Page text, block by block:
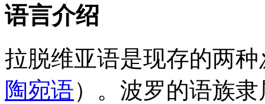
语言介绍
拉脱维亚语是现存的两种
陶宛语）。波罗的语族隶